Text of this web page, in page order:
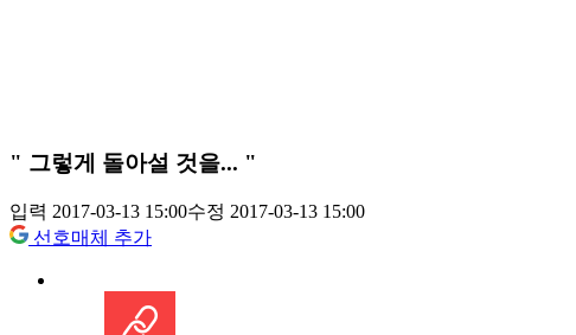
" 그렇게 돌아설 것을... "
입력 2017-03-13 15:00수정 2017-03-13 15:00
선호매체 추가